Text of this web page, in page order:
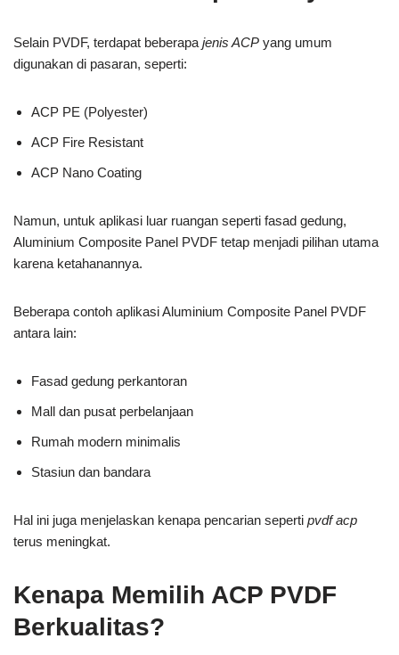
Selain PVDF, terdapat beberapa jenis ACP yang umum
digunakan di pasaran, seperti:
ACP PE (Polyester)
ACP Fire Resistant
ACP Nano Coating
Namun, untuk aplikasi luar ruangan seperti fasad gedung,
Aluminium Composite Panel PVDF tetap menjadi pilihan utama
karena ketahanannya.
Beberapa contoh aplikasi Aluminium Composite Panel PVDF
antara lain:
Fasad gedung perkantoran
Mall dan pusat perbelanjaan
Rumah modern minimalis
Stasiun dan bandara
Hal ini juga menjelaskan kenapa pencarian seperti pvdf acp
terus meningkat.
Kenapa Memilih ACP PVDF
Berkualitas?